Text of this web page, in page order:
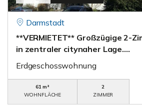
Darmstadt
**VERMIETET** Großzügige 2-
in zentraler citynaher Lage….
Erdgeschosswohnung
61 m²
WOHNFLÄCHE
2
ZIMMER